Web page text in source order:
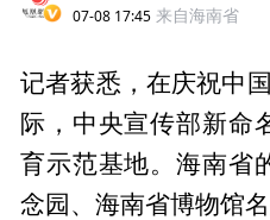
07-08 17:45 来自海南省
记者获悉，在庆祝中
际，中央宣传部新命
育示范基地。海南省
念园、海南省博物馆名